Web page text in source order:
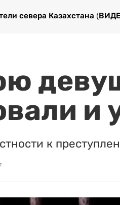
севера Казахстана
и
к